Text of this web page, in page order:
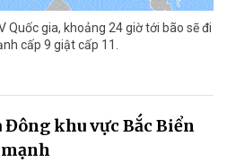
Quốc gia, khoảng 24 giờ tới bão sẽ đi
cấp 9 giật cấp 11.
khu vực Bắc Biển